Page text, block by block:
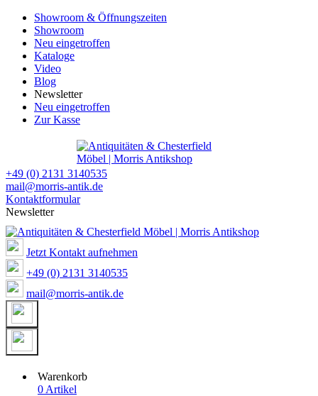
Showroom & Öffnungszeiten
Showroom
Neu eingetroffen
Kataloge
Video
Blog
Newsletter
Neu eingetroffen
Zur Kasse
+49 (0) 2131 3140535
mail@morris-antik.de
Kontaktformular
Newsletter
Jetzt Kontakt aufnehmen
+49 (0) 2131 3140535
mail@morris-antik.de
Warenkorb
0 Artikel